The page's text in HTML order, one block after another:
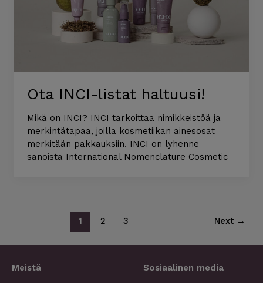
Ota INCI-listat haltuusi!
Mikä on INCI? INCI tarkoittaa nimikkeistöä ja
merkintätapaa, joilla kosmetiikan ainesosat
merkitään pakkauksiin. INCI on lyhenne
sanoista International Nomenclature Cosmetic
1 2 3 Next →
Meistä
Sosiaalinen media